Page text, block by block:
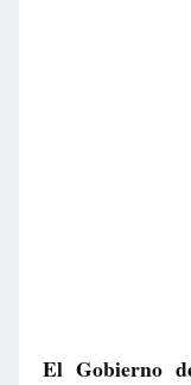
El Gobierno